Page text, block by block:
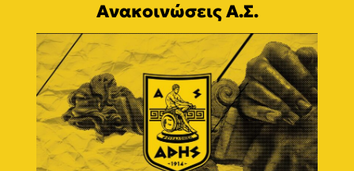
Ανακοινώσεις Α.Σ.